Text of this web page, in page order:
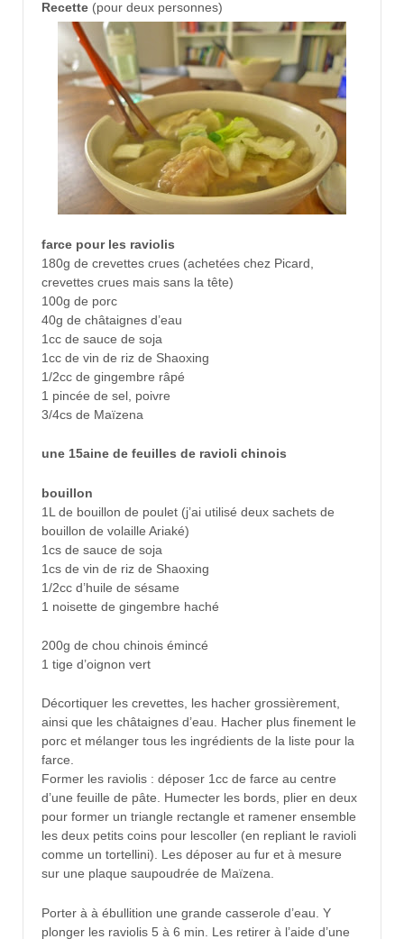
Recette (pour deux personnes)
farce pour les raviolis
180g de crevettes crues (achetées chez Picard,
crevettes crues mais sans la tête)
100g de porc
40g de châtaignes d’eau
1cc de sauce de soja
1cc de vin de riz de Shaoxing
1/2cc de gingembre râpé
1 pincée de sel, poivre
3/4cs de Maïzena
une 15aine de feuilles de ravioli chinois
bouillon
1L de bouillon de poulet (j’ai utilisé deux sachets de
bouillon de volaille Ariaké)
1cs de sauce de soja
1cs de vin de riz de Shaoxing
1/2cc d’huile de sésame
1 noisette de gingembre haché
200g de chou chinois émincé
1 tige d’oignon vert
Décortiquer les crevettes, les hacher grossièrement,
ainsi que les châtaignes d’eau. Hacher plus finement le
porc et mélanger tous les ingrédients de la liste pour la
farce.
Former les raviolis : déposer 1cc de farce au centre
d’une feuille de pâte. Humecter les bords, plier en deux
pour former un triangle rectangle et ramener ensemble
les deux petits coins pour lescoller (en repliant le ravioli
comme un tortellini). Les déposer au fur et à mesure
sur une plaque saupoudrée de Maïzena.
Porter à à ébullition une grande casserole d’eau. Y
plonger les raviolis 5 à 6 min. Les retirer à l’aide d’une